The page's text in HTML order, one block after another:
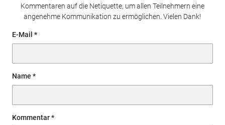
Kommentaren auf die Netiquette, um allen Teilnehmern eine
angenehme Kommunikation zu ermöglichen. Vielen Dank!
E-Mail
Name
Kommentar